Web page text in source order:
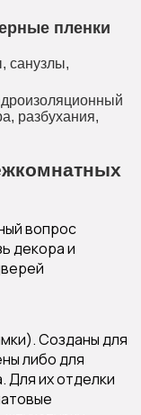
пленки
санузлы,
разбухания,
вопрос
декора и
Созданы для
либо для
Для их отделки